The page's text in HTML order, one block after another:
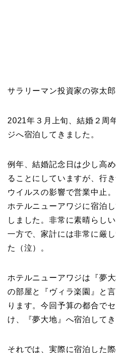
サラリーマン投資家の弥太郎
2021年３月上旬、結婚２周
ジへ宿泊してきました。
例年、結婚記念日は少し高
ることにしていますが、行
ウイルスの影響で営業中止
ホテルニューアワジに宿泊
しました。非常に素晴らし
一方で、家計には非常に厳
た（泣）。
ホテルニューアワジは『夢
の部屋と『ヴィラ楽園』と
ります。今回予算の都合で
け、『夢大地』へ宿泊してき
それでは、実際に宿泊した